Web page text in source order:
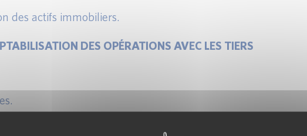
des actifs immobiliers.
DES OPÉRATIONS AVEC LES TIERS
DES PASSIFS DES ORGANISMES